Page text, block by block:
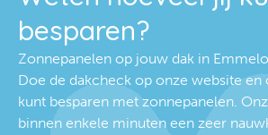
besparen?
Zonnepanelen op jouw dak in
Doe de dakcheck op onze website en
kunt besparen met zonnepanelen.
binnen enkele minuten een zeer